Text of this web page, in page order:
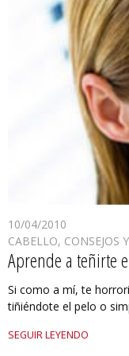
10/04/2010
CABELLO, CONSEJOS
Aprende a teñirte
Si como a mí, te
tiñiéndote el pelo o
SEGUIR LEYENDO